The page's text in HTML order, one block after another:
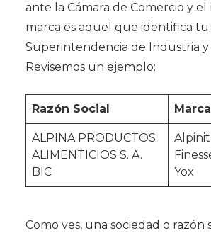
ante la Cámara de Comercio y
marca es aquel que identifica
Superintendencia de Industria y
Revisemos un ejemplo:
Razón Social
ALPINA PRODUCTOS
ALIMENTICIOS S. A.
BIC
Yox
Como ves, una sociedad o razón